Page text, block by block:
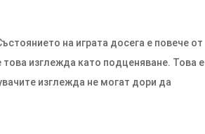
на играта досега е повече от
изглежда като подценяване. Това е
изглежда не могат дори да